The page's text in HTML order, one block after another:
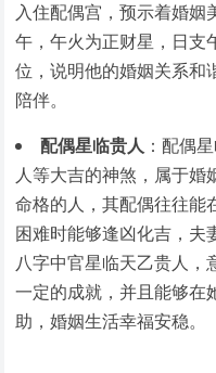
入住配偶宫，预示着婚姻
午，午火为正财星，日支
位，说明他的婚姻关系和
陪伴。
配偶星临贵人 ：配偶
人等大吉的神煞，属于婚
命格的人，其配偶往往能
困难时能够逢凶化吉，夫
八字中官星临天乙贵人，
一定的成就，并且能够在
助，婚姻生活幸福安稳。